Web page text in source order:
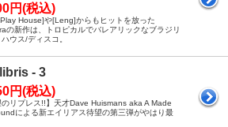
円(税込)
House]や[Leng]からもヒットを放った
の新作は、トロピカルでバレアリックなブラジリ
ウス/ディスコ。
- 3
円(税込)
のリプレス!!】天才Dave Huismans aka A Made
による新エイリアス待望の第三弾がやはり最